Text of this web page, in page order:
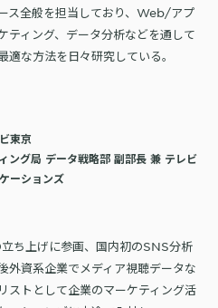
ス全般を担当しており、Web/アプ
ティング、データ分析などを通して
な方法を日々研究している。
東京
ング局 データ戦略部 副部長 兼 テレビ
ーションズ
ち上げに参画、国内初のSNS分析
外資系企業でメディア視聴データな
ストとして企業のマーケティング活